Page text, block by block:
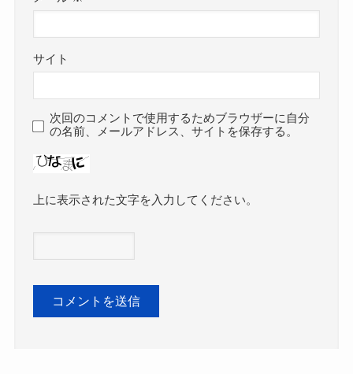
サイト
次回のコメントで使用するためブラウザーに自分
の名前、メールアドレス、サイトを保存する。
上に表示された文字を入力してください。